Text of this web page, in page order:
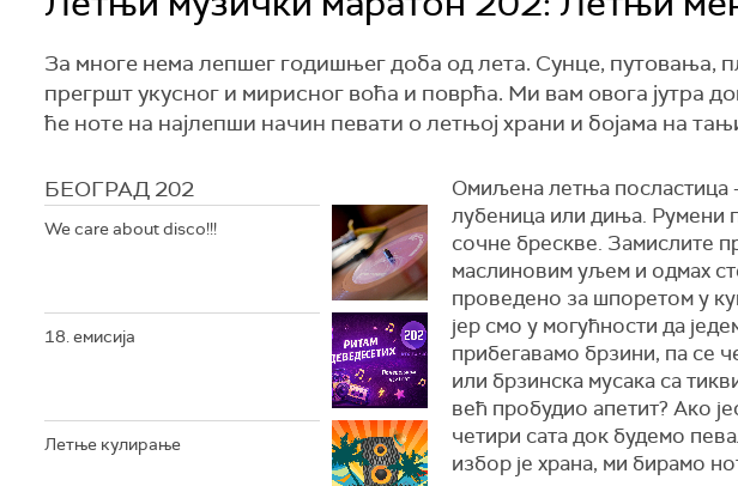
За многе нема лепшег годишњег доба од лета. Сунце, путовања,
прегршт укусног и мирисног воћа и поврћа. Ми вам овога јутра
ће ноте на најлепши начин певати о летњој храни и бојама на
БЕОГРАД 202
We care about disco!!!
18. емисија
Летње кулирање
Омиљена летња посластица
лубеница или диња. Румени
сочне брескве. Замислите
маслиновим уљем и одмах
проведено за шпоретом у
јер смо у могућности да
прибегавамо брзини, па се
или брзинска мусака са
већ пробудио апетит? Ако
четири сата док будемо
избор је храна, ми бирамо